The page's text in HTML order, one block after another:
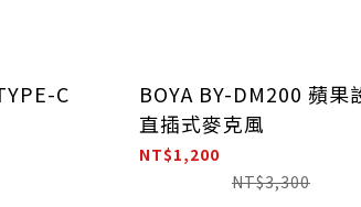
C
BOYA BY-DM200 蘋果
直插式麥克風
NT$1,200
NT$3,300